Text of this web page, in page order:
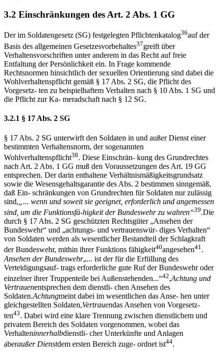
3.2 Einschränkungen des Art. 2 Abs. 1 GG
Der im Soldatengesetz (SG) festgelegten Pflichtenkatalog36auf der
Basis des allgemeinen Gesetzesvorbehaltes37greift über
Verhaltensvorschriften unter anderem in das Recht auf freie
Entfaltung der Persönlichkeit ein. In Frage kommende
Rechtsnormen hinsichtlich der sexuellen Orientierung sind dabei die
Wohlverhaltenspflicht gemäß § 17 Abs. 2 SG, die Pflicht des
Vorgesetz- ten zu beispielhaftem Verhalten nach § 10 Abs. 1 SG und
die Pflicht zur Ka- meradschaft nach § 12 SG.
3.2.1 § 17 Abs. 2 SG
§ 17 Abs. 2 SG unterwirft den Soldaten in und außer Dienst einer
bestimmten Verhaltensnorm, der sogenannten
Wohlverhaltenspflicht38. Diese Einschrän- kung des Grundrechtes
nach Art. 2 Abs. 1 GG muß den Voraussetzungen des Art. 19 GG
entsprechen. Der darin enthaltene Verhältnismäßigkeitsgrundsatz
sowie die Wesensgehaltsgarantie des Abs. 2 bestimmen sinngemäß,
daß Ein- schränkungen von Grundrechten für Soldaten nur zulässig
sind, ... wenn und soweit sie geeignet, erforderlich und angemessen
sind, um die Funktionsfä-higkeit der Bundeswehr zu wahren“39.Die
durch § 17 Abs. 2 SG geschützten Rechtsgüter „Ansehen der
Bundeswehr“ und „achtungs- und vertrauenswür- diges Verhalten“
von Soldaten werden als wesentlicher Bestandteil der Schlagkraft
der Bundeswehr, mithin ihrer Funktions fähigkeit40angesehen41.
Ansehen der Bundeswehr„... ist der für die Erfüllung des
Verteidigungsauf- trags erforderliche gute Ruf der Bundeswehr oder
einzelner ihrer Truppenteile bei Außenstehenden...“42,Achtung und
Vertrauenentsprechen dem dienstli- chen Ansehen des
Soldaten.Achtungmeint dabei im wesentlichen das Anse- hen unter
gleichgestellten Soldaten,Vertrauendas Ansehen von Vorgesetz-
ten43. Dabei wird eine klare Trennung zwischen dienstlichem und
privatem Bereich des Soldaten vorgenommen, wobei das
Verhalteninnerhalbdienstli- cher Unterkünfte und Anlagen
aberaußer Dienstdem ersten Bereich zuge- ordnet ist44.